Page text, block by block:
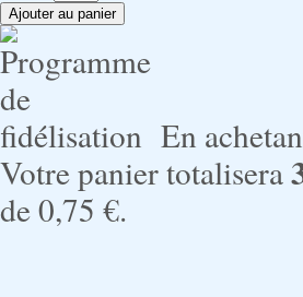
En
Votre panier totalisera
de0,75 €.